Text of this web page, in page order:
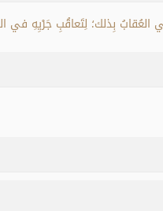
بِذلك؛ لِتَعاقُبِ جَرْيِهِ في